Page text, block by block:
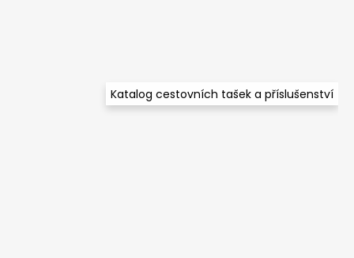
Katalog cestovních tašek a příslušenství